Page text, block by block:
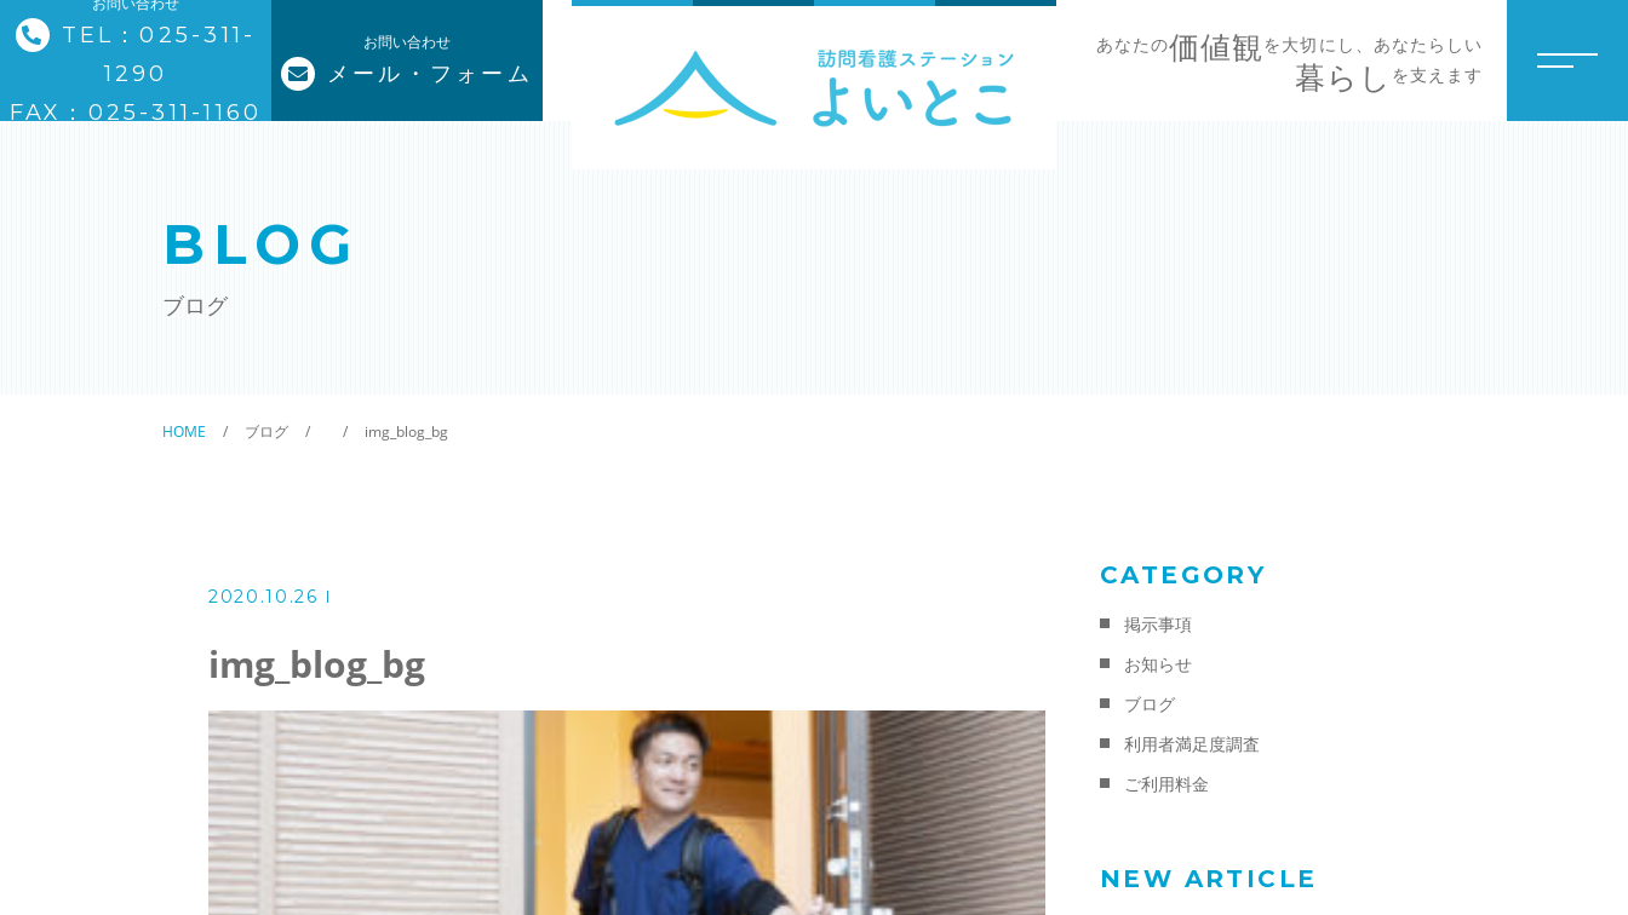
TEL：025-311-
1290
FAX：025-311-1160
お問い合わせ
メール・フォーム
あなたの価値観を大切にし、あなたらしい
暮らし を支えます
トップページ
ご利用料金
お知らせ
ブログ
公開情報
BLOG
ブログ
HOME ブログ img_blog_bg
2020.10.26
img_blog_bg
CATEGORY
掲示事項
お知らせ
ブログ
利用者満足度調査
ご利用料金
NEW ARTICLE